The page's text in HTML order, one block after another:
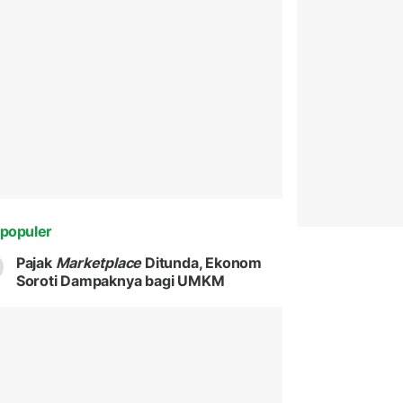
Pajak MarketplaceDitunda, Ekonom
Soroti Dampaknya bagi UMKM